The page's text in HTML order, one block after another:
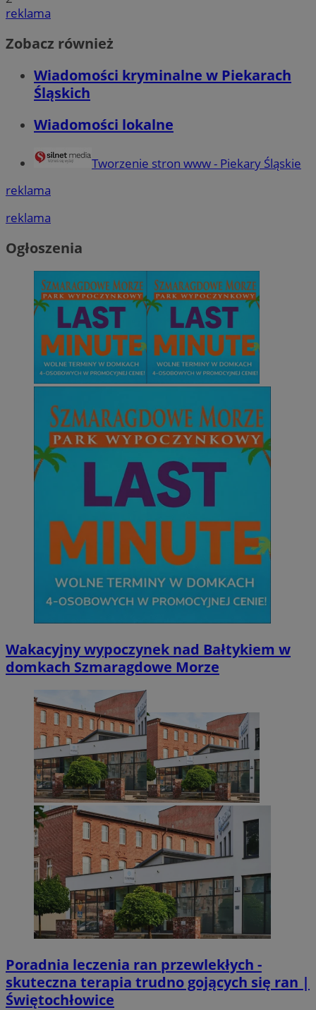
reklama
Zobacz również
Wiadomości kryminalne w Piekarach
Śląskich
Wiadomości lokalne
Tworzenie stron www - Piekary Śląskie
reklama
reklama
Ogłoszenia
Wakacyjny wypoczynek nad Bałtykiem w
domkach Szmaragdowe Morze
Poradnia leczenia ran przewlekłych -
skuteczna terapia trudno gojących się ran |
Świętochłowice